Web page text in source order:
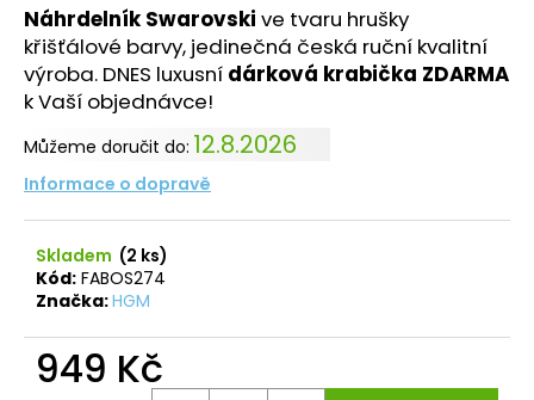
Náhrdelník Swarovski ve tvaru hrušky
křišťálové barvy, jedinečná česká ruční kvalitní
výroba. DNES luxusní dárková krabička ZDARMA
k Vaší objednávce!
Můžeme doručit do: 12.8.2026
Informace o dopravě
Skladem (2 ks)
Kód: FABOS274
Značka:HGM
949 Kč
m
e
NÁHRDELNÍK
RIVOLI
STŘAPCE
ROSE
SWAROVSKI
710
Kč